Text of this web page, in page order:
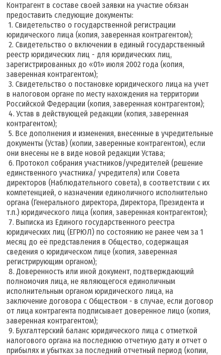
Контрагент в составе своей заявки на участие обязан
предоставить следующие документы:
1. Свидетельство о государственной регистрации
юридического лица (копия, заверенная контрагентом);
2. Свидетельство о включении в единый государственный
реестр юридических лиц - для юридических лиц,
зарегистрированных до «01» июля 2002 года (копия,
заверенная контрагентом);
3. Свидетельство о постановке юридического лица на учет
в налоговом органе по месту нахождения на территории
Российской Федерации (копия, заверенная контрагентом);
4. Устав в действующей редакции (копия, заверенная
контрагентом);
5. Все дополнения и изменения, внесенные в учредительные
документы (Устав) (копии, заверенные контрагентом), если
они внесены не в виде новой редакции Устава;
6. Протокол собрания участников/учредителей (решение
единственного участника/ учредителя) или Совета
директоров (Наблюдательного совета), в соответствии с их
компетенцией, о назначении единоличного исполнительно
органа (Генерального директора, Директора, Президента и
т.п.) юридического лица (копия, заверенная контрагентом);
7. Выписка из Единого государственного реестра
юридических лиц (ЕГРЮЛ) по состоянию не ранее чем за 1
месяц до её представления в Общество, содержащая
сведения о юридическом лице (копия, заверенная
регистрирующим органом);
8. Доверенность или иной документ, подтверждающий
полномочия лица, не являющегося единоличным
исполнительным органом юридического лица, на
заключение договора с Обществом - в случае, если договор
от лица контрагента подписывает доверенное лицо (копия,
заверенная контрагентом);
9. Бухгалтерский баланс юридического лица с отметкой
налогового органа на последнюю отчетную дату и отчет о
прибылях и убытках за последний отчетный период (копии,